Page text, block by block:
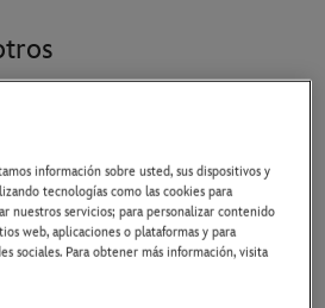
Caroline Street,
W6 9PE.
información sobre usted, sus dispositivos y
tecnologías como las cookies para
nuestros servicios; para personalizar contenido
web, aplicaciones o plataformas y para
sociales. Para obtener más información, visita